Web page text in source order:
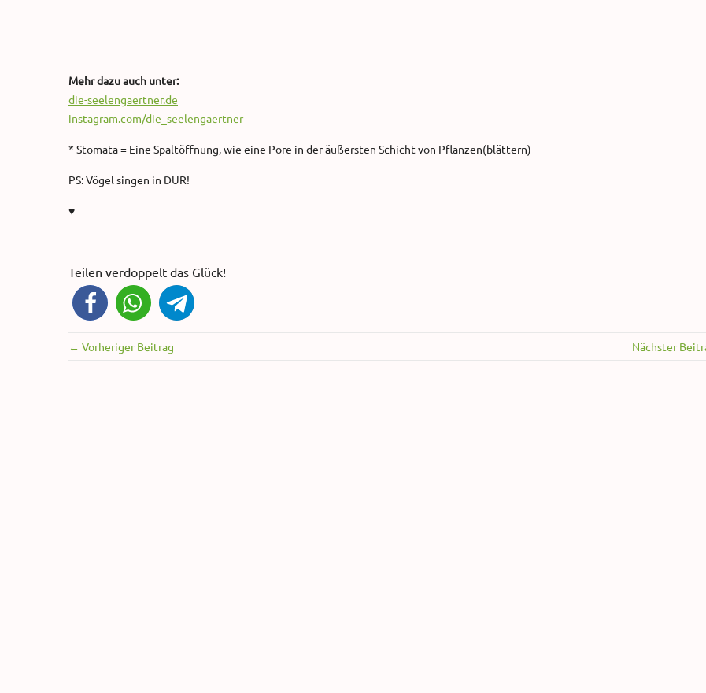
Mehr dazu auch unter:
die-seelengaertner.de
instagram.com/die_seelengaertner
* Stomata = Eine Spaltöffnung, wie eine Pore in der äußersten Schicht von Pflanzen(blättern)
PS: Vögel singen in DUR!
♥
Teilen verdoppelt das Glück!
← Vorheriger Beitrag Nächster